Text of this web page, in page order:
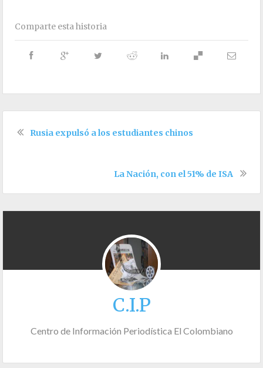
Comparte esta historia
Rusia expulsó a los estudiantes chinos
La Nación, con el 51% de ISA
C.I.P
Centro de Información Periodística El Colombiano